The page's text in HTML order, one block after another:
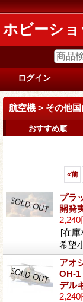
ホビーシ
ログイン
航空機 > その他
おすすめ順
«前
プラ
開発
2,240
[在庫
希望
アオ
OH-1
デル
2,240